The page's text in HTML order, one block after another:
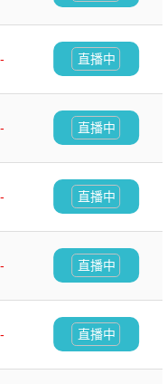
-
直播中
-
直播中
-
直播中
-
直播中
-
直播中